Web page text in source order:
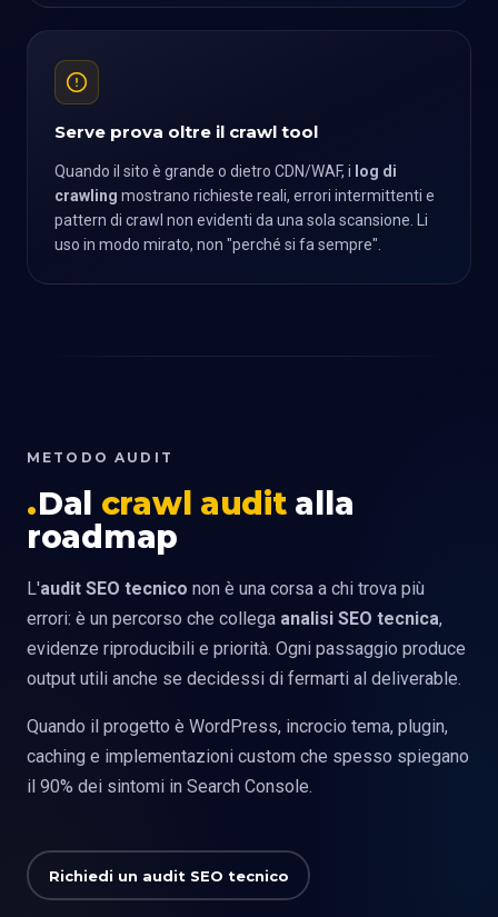
Serve prova oltre il crawl tool
Quando il sito è grande o dietro CDN/WAF, i log di
crawling mostrano richieste reali, errori intermittenti e
pattern di crawl non evidenti da una sola scansione. Li
uso in modo mirato, non "perché si fa sempre".
METODO AUDIT
Dal crawl auditalla
roadmap
L'audit SEO tecnico non è una corsa a chi trova più
errori: è un percorso che collega analisi SEO tecnica,
evidenze riproducibili e priorità. Ogni passaggio produce
output utili anche se decidessi di fermarti al deliverable.
Quando il progetto è WordPress, incrocio tema, plugin,
caching e implementazioni custom che spesso spiegano
il 90% dei sintomi in Search Console.
Richiedi un audit SEO tecnico